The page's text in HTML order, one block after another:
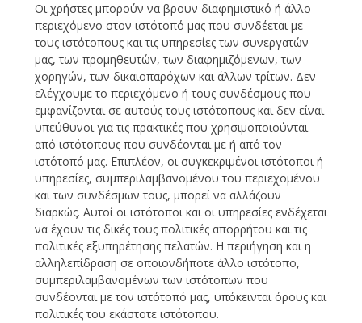
Οι χρήστες μπορούν να βρουν διαφημιστικό ή άλλο
περιεχόμενο στον ιστότοπό μας που συνδέεται με
τους ιστότοπους και τις υπηρεσίες των συνεργατών
μας, των προμηθευτών, των διαφημιζόμενων, των
χορηγών, των δικαιοπαρόχων και άλλων τρίτων. Δεν
ελέγχουμε το περιεχόμενο ή τους συνδέσμους που
εμφανίζονται σε αυτούς τους ιστότοπους και δεν είναι
υπεύθυνοι για τις πρακτικές που χρησιμοποιούνται
από ιστότοπους που συνδέονται με ή από τον
ιστότοπό μας. Επιπλέον, οι συγκεκριμένοι ιστότοποι ή
υπηρεσίες, συμπεριλαμβανομένου του περιεχομένου
και των συνδέσμων τους, μπορεί να αλλάζουν
διαρκώς. Αυτοί οι ιστότοποι και οι υπηρεσίες ενδέχεται
να έχουν τις δικές τους πολιτικές απορρήτου και τις
πολιτικές εξυπηρέτησης πελατών. Η περιήγηση και η
αλληλεπίδραση σε οποιονδήποτε άλλο ιστότοπο,
συμπεριλαμβανομένων των ιστότοπων που
συνδέονται με τον ιστότοπό μας, υπόκεινται όρους και
πολιτικές του εκάστοτε ιστότοπου.